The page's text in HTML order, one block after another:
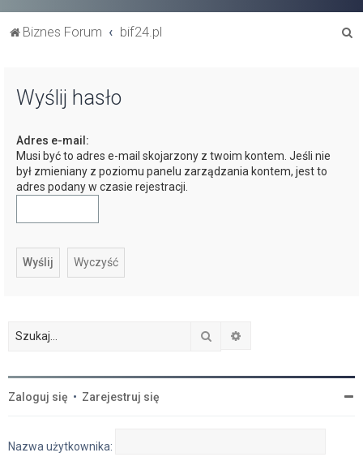
Biznes Forum bif24.pl
Wyślij hasło
Adres e-mail:
Musi być to adres e-mail skojarzony z twoim kontem. Jeśli nie
był zmieniany z poziomu panelu zarządzania kontem, jest to
adres podany w czasie rejestracji.
Szukaj
Zaloguj się • Zarejestruj się
Nazwa użytkownika: